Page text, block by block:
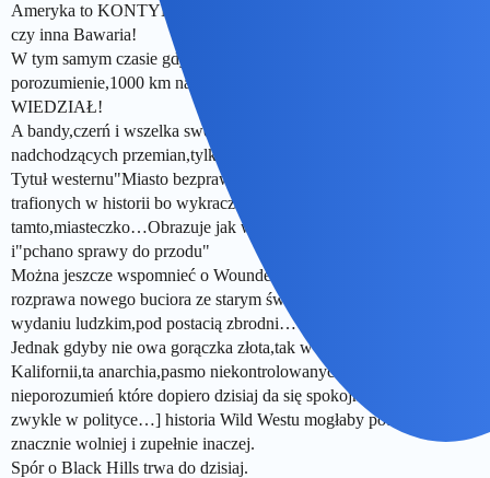
Ameryka to KONTYNENT a nie jakaś Wielkopolska,Mazowsze
czy inna Bawaria!
W tym samym czasie gdy gdzieś docierał rozkaz,idea czy
porozumienie,1000 km na pólnoć czy Zachód,nikt o tym NIE
WIEDZIAŁ!
A bandy,czerń i wszelka swołocz która zawsze jest zwiastunem
nadchodzących przemian,tylko na tym korzystali…
Tytuł westernu"Miasto bezprawia"jest jednym z najbardziej
trafionych w historii bo wykracza daleko poza to czy
tamto,miasteczko…Obrazuje jak wówczas rozstrzygano spory
i"pchano sprawy do przodu"
Można jeszcze wspomnieć o Wounded Knee bo to symboliczna
rozprawa nowego buciora ze starym światem…Jak zwykle w
wydaniu ludzkim,pod postacią zbrodni…
Jednak gdyby nie owa gorączka złota,tak w Black Hills jak i w
Kalifornii,ta anarchia,pasmo niekontrolowanych zbrodni,pasmo
nieporozumień które dopiero dzisiaj da się spokojnie opisać [jak to
zwykle w polityce…] historia Wild Westu mogłaby potoczyć sie
znacznie wolniej i zupełnie inaczej.
Spór o Black Hills trwa do dzisiaj.